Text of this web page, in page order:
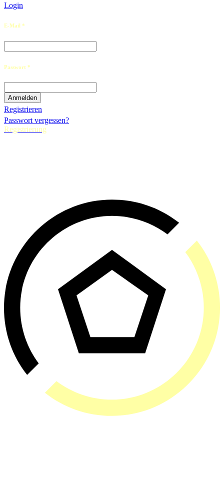
Login
E-Mail *
Passwort *
Registrieren
Passwort vergessen?
Registrierung